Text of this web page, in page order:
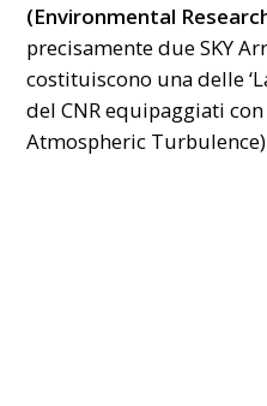
(Environmental
precisamente due SKY
costituiscono una delle
del CNR equipaggiati
Atmospheric